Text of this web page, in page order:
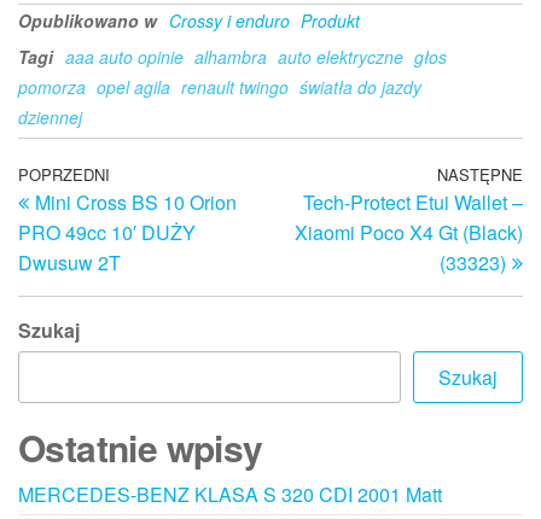
Opublikowano w Crossy i enduro Produkt
Tagi aaa auto opinie alhambra auto elektryczne głos
pomorza opel agila renault twingo światła do jazdy
dziennej
Nawigacja
wpisu
Poprzedni
wpis
POPRZEDNI
Mini Cross BS 10 Orion
PRO 49cc 10′ DUŻY
Dwusuw 2T
NASTĘPNE
Tech-Protect Etui Wallet –
Xiaomi Poco X4 Gt (Black)
(33323)
Szukaj
Szukaj
Ostatnie wpisy
MERCEDES-BENZ KLASA S 320 CDI 2001 Matt